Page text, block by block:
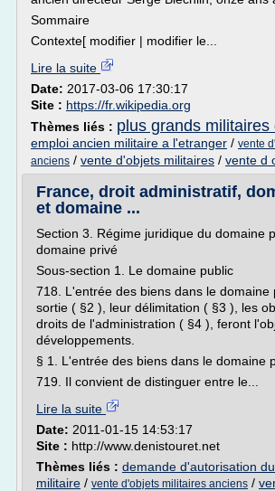
Sommaire
Contexte[ modifier | modifier le...
Lire la suite
Date: 2017-03-06 17:30:17
Site : https://fr.wikipedia.org
Thèmes liés : plus grands militaires
emploi ancien militaire a l'etranger / vente
anciens / vente d'objets militaires / vente d
France, droit administratif,
et domaine ...
Section 3. Régime juridique du domaine
domaine privé
Sous-section 1. Le domaine public
718. L'entrée des biens dans le domaine
sortie ( §2 ), leur délimitation ( §3 ), les
droits de l'administration ( §4 ), feront
développements.
§ 1. L'entrée des biens dans le domaine
719. Il convient de distinguer entre le...
Lire la suite
Date: 2011-01-15 14:53:17
Site : http://www.denistouret.net
Thèmes liés : demande d'autorisation
militaire / vente d'objets militaires anciens /